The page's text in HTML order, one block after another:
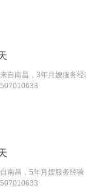
自南昌，3年月嫂服务
南昌，5年月嫂服务经